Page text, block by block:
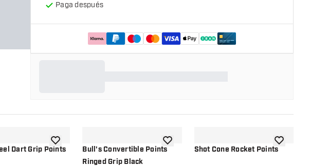
Paga después
Dart Grip Pointsañadir a la lista de deseos
Bull's Convertible Points
Ringed Grip Black
añadir a la lista de deseos
Shot Cone Rocket Pointsañadir a la